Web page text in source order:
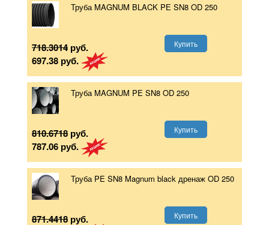
Труба MAGNUM BLACK PЕ SN8 OD 250
718.3014 руб.
697.38 руб.
Купить
Труба MAGNUM PE SN8 OD 250
810.6718 руб.
787.06 руб.
Купить
Труба PE SN8 Magnum black дренаж OD 250
871.4418 руб.
Купить